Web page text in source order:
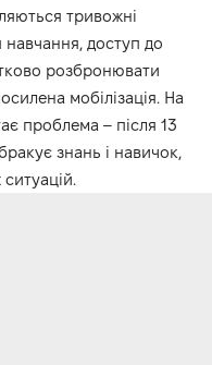
тривожні
доступ до
розбронювати
мобілізація. На
проблема – після 13
знань і навичок,